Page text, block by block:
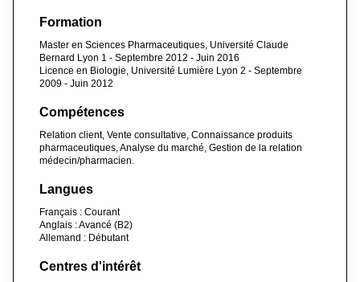
Formation
Master en Sciences Pharmaceutiques, Université Claude
Bernard Lyon 1 - Septembre 2012 - Juin 2016
Licence en Biologie, Université Lumière Lyon 2 - Septembre
2009 - Juin 2012
Compétences
Relation client, Vente consultative, Connaissance produits
pharmaceutiques, Analyse du marché, Gestion de la relation
médecin/pharmacien.
Langues
Français : Courant
Anglais : Avancé (B2)
Allemand : Débutant
Centres d'intérêt